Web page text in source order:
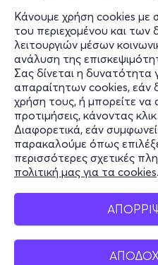
Κάνουμε χρήση cookies με
του περιεχομένου και των
λειτουργιών μέσων
ανάλυση της
Σας δίνεται η
απαραίτητων cookies, εάν
χρήση τους, ή μπορείτε να
προτιμήσεις, κάνοντας
Διαφορετικά, εάν
παρακαλούμε όπως
περισσότερες σχετικές
πολιτική μας για τα cookies.
Πληροφορίες
Υποστήριξη
Stay Connected
Mobile app